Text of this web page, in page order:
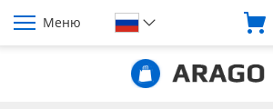
Меню